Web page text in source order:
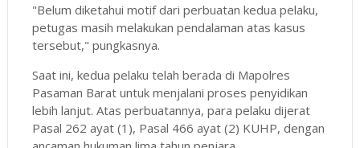
"Belum diketahui motif dari perbuatan kedua pelaku,
petugas masih melakukan pendalaman atas kasus
tersebut," pungkasnya.
Saat ini, kedua pelaku telah berada di Mapolres
Pasaman Barat untuk menjalani proses penyidikan
lebih lanjut. Atas perbuatannya, para pelaku dijerat
Pasal 262 ayat (1), Pasal 466 ayat (2) KUHP, dengan